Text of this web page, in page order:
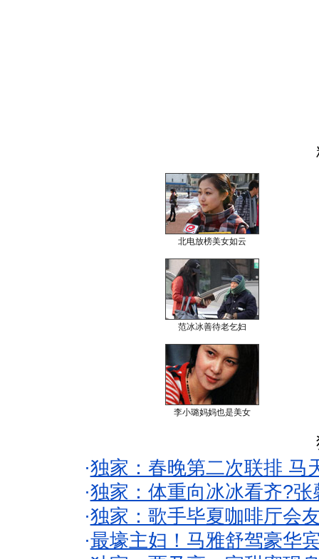
北电放榜美女如云
范冰冰善待老乞妇
李小璐妈妈也是美女
·独家：春晚第二次联排 马
·独家：体重向冰冰看齐?
·独家：歌手毕夏咖啡厅会
·最壕主妇！马雅舒驾豪华